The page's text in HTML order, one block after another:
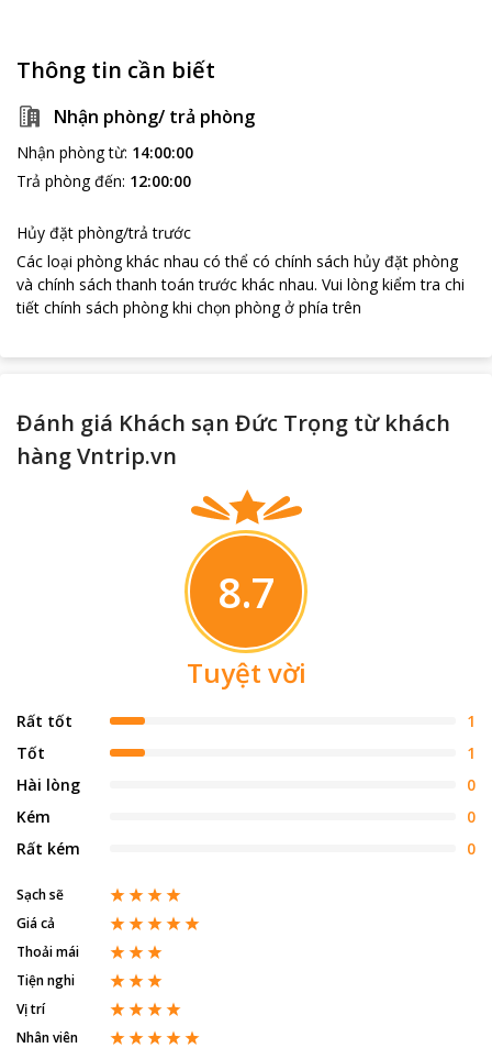
Thông tin cần biết
Nhận phòng/ trả phòng
Nhận phòng từ: 14:00:00
Trả phòng đến: 12:00:00
Hủy đặt phòng/trả trước
Các loại phòng khác nhau có thể có chính sách hủy đặt phòng
và chính sách thanh toán trước khác nhau. Vui lòng kiểm tra chi
tiết chính sách phòng khi chọn phòng ở phía trên
Đánh giá Khách sạn Đức Trọng từ khách
hàng Vntrip.vn
8.7
Tuyệt vời
Rất tốt
1
Tốt
1
Hài lòng
0
Kém
0
Rất kém
0
Sạch sẽ
Giá cả
Thoải mái
Tiện nghi
Vị trí
Nhân viên